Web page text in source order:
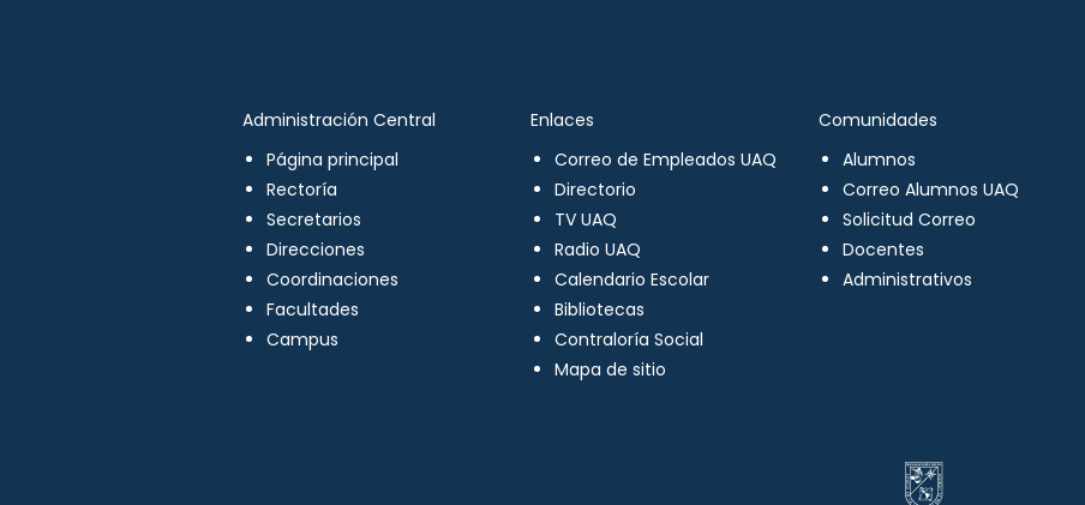
Administración Central
Página principal
Rectoría
Secretarios
Direcciones
Coordinaciones
Facultades
Campus
Enlaces
Correo de Empleados UAQ
Directorio
TV UAQ
Radio UAQ
Calendario Escolar
Bibliotecas
Contraloría Social
Mapa de sitio
Comunidades
Alumnos
Correo Alumnos UAQ
Solicitud Correo
Docentes
Administrativos